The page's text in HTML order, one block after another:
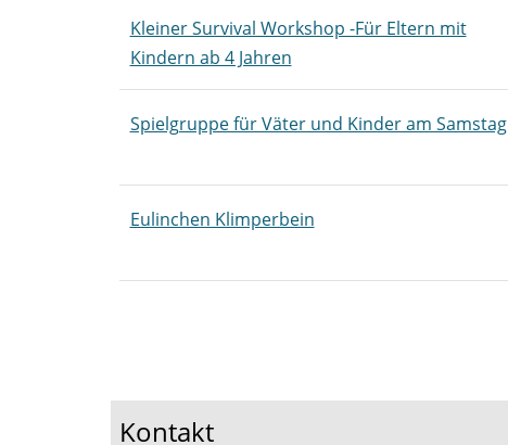
Kleiner Survival Workshop -Für Eltern mit
Kindern ab 4 Jahren
Spielgruppe für Väter und Kinder am Samstag
Eulinchen Klimperbein
Kontakt